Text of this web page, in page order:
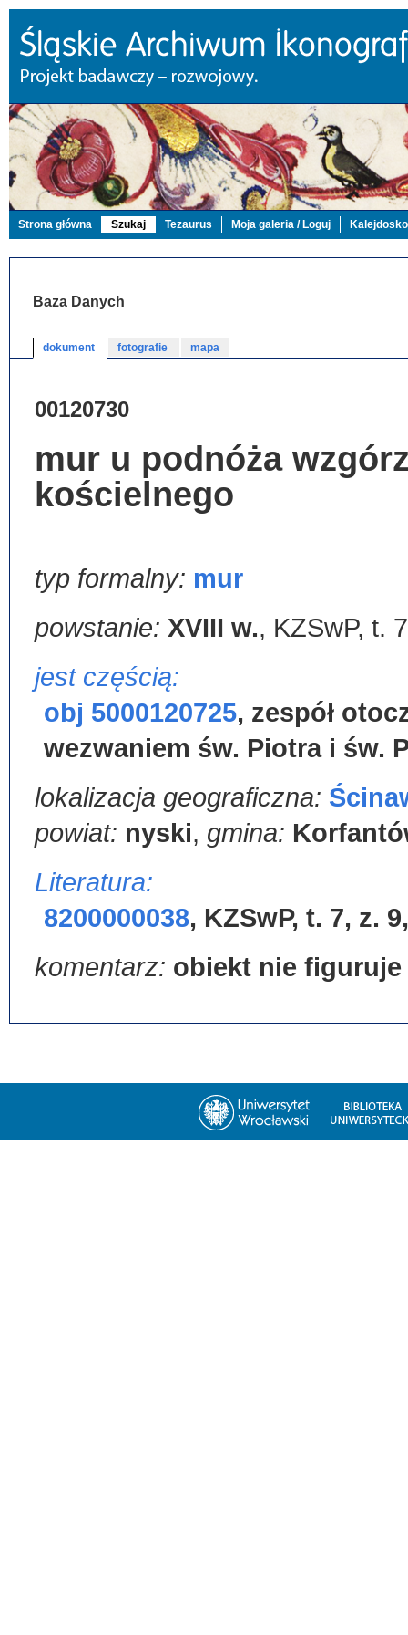
Strona główna Szukaj Tezaurus Moja galeria / Loguj
Baza Danych
dokument fotografie mapa
00120730
mur u podnóża
kościelnego
typ formalny: mur
powstanie: XVIII w., KZSwP, t.
jest częścią:
obj 5000120725, zespół
wezwaniem św. Piotra i św.
lokalizacja geograficzna:
powiat: nyski, gmina:
Literatura:
8200000038, KZSwP, t. 7, z. 9
komentarz: obiekt nie